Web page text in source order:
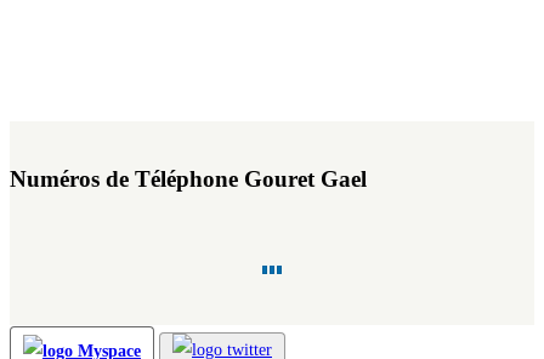
Numéros de Téléphone Gouret Gael